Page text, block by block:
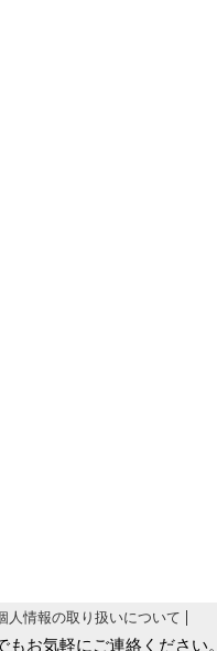
人情報の取り扱いについて
お気軽にご連絡ください。